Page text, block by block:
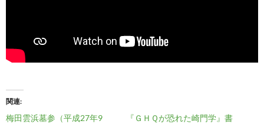
関連
梅田雲浜墓参（平成27年9
『ＧＨＱが恐れた崎門学』書